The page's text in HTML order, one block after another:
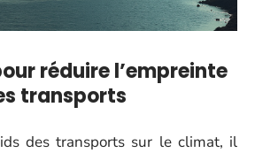
réduire l’empreinte
transports
des transports sur le climat, il